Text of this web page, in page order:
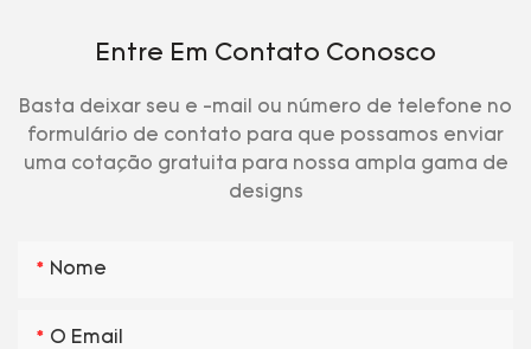
Entre Em Contato Conosco
Basta deixar seu e -mail ou número de telefone no
formulário de contato para que possamos enviar
uma cotação gratuita para nossa ampla gama de
designs
Nome
O Email